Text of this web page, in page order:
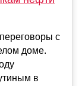
с
доме.
в